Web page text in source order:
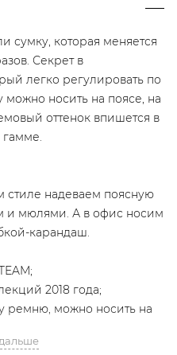
сумку, которая меняется
Секрет в
легко регулировать по
носить на поясе, на
оттенок впишется в
стиле надеваем поясную
и мюлями. А в офис носим
карандаш.
2018 года;
ремню, можно носить на
карт;